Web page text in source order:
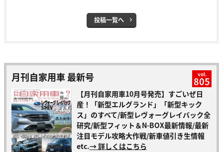
投稿一覧へ
月刊自家用車 最新号 vol.
805
【月刊自家用車10月号発売】すごいぜ日
産！「新型エルグランド」「新型キック
ス」のすべて/新型レヴォーグレイバック全
研究/新型フィット＆N-BOX最新情報/最新
注目モデル攻略大作戦/新車値引き生情報
etc.→ 詳しくはこちら